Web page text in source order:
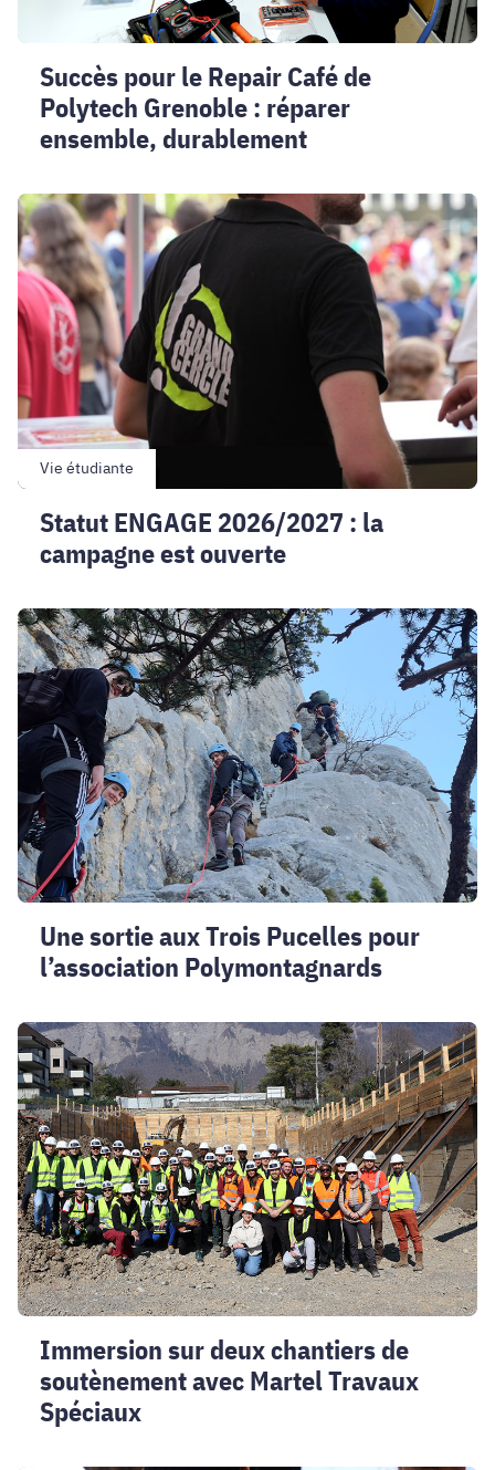
durablement
Succès pour le Repair Café de
Polytech Grenoble : réparer
ensemble, durablement
Statut
ENGAGE
2026/2027
:
la
campagne
est
ouverte
Vie étudiante
Statut ENGAGE 2026/2027 : la
campagne est ouverte
Une
sortie
aux
Trois
Pucelles
pour
l’association
Polymontagnards
Une sortie aux Trois Pucelles pour
l’association Polymontagnards
Immersion
sur
deux
chantiers
de
soutènement
avec
Martel
Travaux
Spéciaux
Immersion sur deux chantiers de
soutènement avec Martel Travaux
Spéciaux